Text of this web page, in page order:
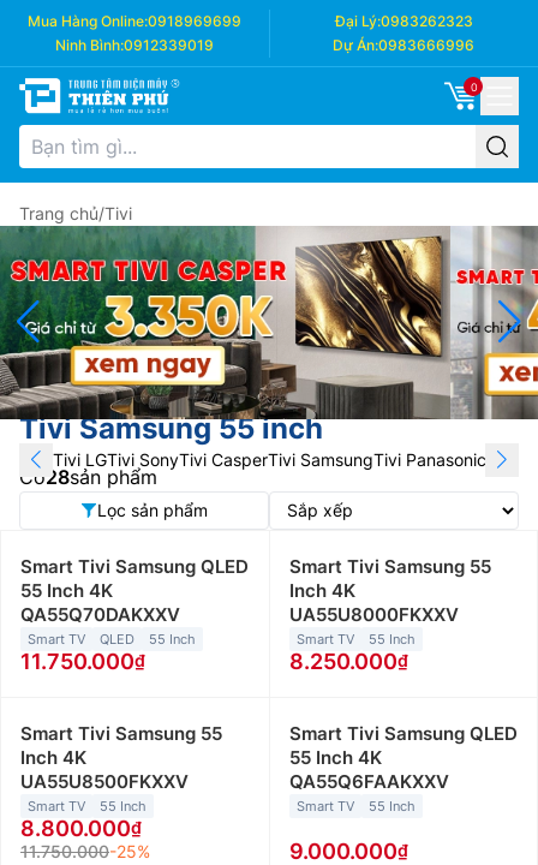
Mua Hàng Online:0918969699 Đại Lý:0983262323
Ninh Bình:0912339019 Dự Án:0983666996
0
Trang chủ/Tivi
Tivi Samsung 55 inch
Tivi LGTivi SonyTivi CasperTivi SamsungTivi Panasonic Tivi
Có28sản phẩm
Lọc sản phẩm
Smart Tivi Samsung QLED
55 Inch 4K
QA55Q70DAKXXV
Smart TV QLED 55 Inch
11.750.000
Smart Tivi Samsung 55
Inch 4K
UA55U8000FKXXV
Smart TV 55 Inch
8.250.000
Smart Tivi Samsung 55
Inch 4K
UA55U8500FKXXV
Smart TV 55 Inch
8.800.000
11.750.000-25%
Smart Tivi Samsung QLED
55 Inch 4K
QA55Q6FAAKXXV
Smart TV 55 Inch
9.000.000